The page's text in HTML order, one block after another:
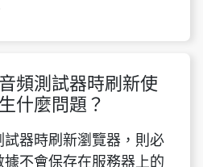
頻測試器時刷新使
什麼問題？
器時刷新瀏覽器，則必
不會保存在服務器上的